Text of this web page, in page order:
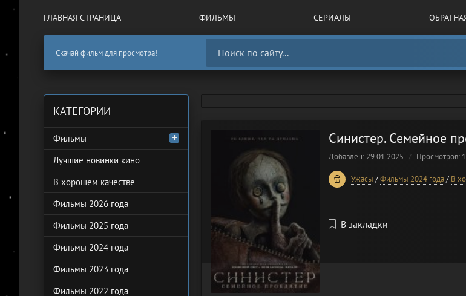
ГЛАВНАЯ СТРАНИЦА ФИЛЬМЫ СЕРИАЛЫ
Скачай фильм для просмотра!
Синистер. Семейное
Добавлен: 29.01.2025 Просмотров:
Ужасы /Фильмы 2024 года/ В
100
В закладки
КАТЕГОРИИ
Фильмы
Лучшие новинки кино
В хорошем качестве
Фильмы 2026 года
Фильмы 2025 года
Фильмы 2024 года
Фильмы 2023 года
Фильмы 2022 года